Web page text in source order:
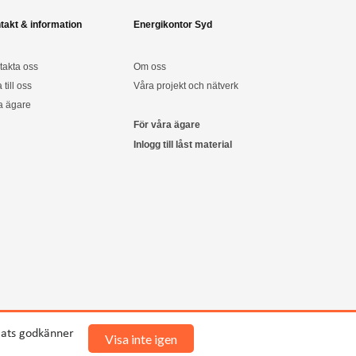
godkänner Visa inte igen
& information
oss
till oss
ägare
Energikontor Syd
Om oss
Våra projekt och nätverk
För våra ägare
Inlogg till låst material